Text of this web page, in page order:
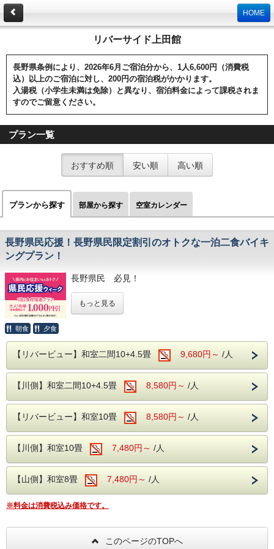
HOME
リバーサイド上田館
長野県条例により、2026年6月ご宿泊分から、1人6,600円（消費税
込）以上のご宿泊に対し、200円の宿泊税がかかります。
入湯税（小学生未満は免除）と異なり、宿泊料金によって課税されま
すのでご留意ください。
プラン一覧
おすすめ順 安い順 高い順
プランから探す 部屋から探す 空室カレンダー
長野県民応援！長野県民限定割引のオトクな一泊二食バイキ
ングプラン！
長野県民 必見！
長野県民限定の割引プランです。
長野県にお住まいの方限定で、大人本体価格より
リバーサイド上田館は地元・長野県を応援しま
す！！
たまにはオトクな料金で、ゆったり温泉でお寛ぎい
ただくのはいかがですか？
日々の喧騒に疲れたアナタを当館自慢の温泉で癒し
ます(^^♪
本プランは期間限定のプランです！
＜対象期間＞
2026年
9月13日～9月18日
10月11日～10月16日
11月23日～11月27日
12月6日～12月11日
【注意事項】
ど、ご住所が証明できるものをご提示ください。
もっと見る
朝食 夕食
【リバービュー】和室二間10+4.5畳 9,680円～ /人
【川側】和室二間10+4.5畳 8,580円～ /人
【リバービュー】和室10畳 8,580円～ /人
【川側】和室10畳 7,480円～ /人
【山側】和室8畳 7,480円～ /人
※料金は消費税込み価格です。
このページのTOPへ